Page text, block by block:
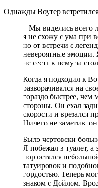
Однажды Воутер
– Мы виделись всего
я не схожу с ума при
но от встречи с
невероятные
не сесть к нему за
Когда я подходил к
разворачивался на
гораздо быстрее, чем
стороны. Он ехал
скорости и врезался
Ничего не заметив,
Было чертовски
Я побежал в туалет, а
пор остался
татуировок и
гордостью. Теперь
знаком с Дойлом.